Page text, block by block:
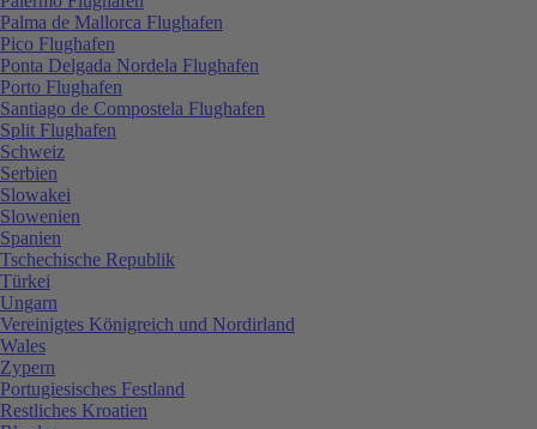
Palma de Mallorca Flughafen
Pico Flughafen
Ponta Delgada Nordela Flughafen
Porto Flughafen
Santiago de Compostela Flughafen
Split Flughafen
Schweiz
Serbien
Slowakei
Slowenien
Spanien
Tschechische Republik
Türkei
Ungarn
Vereinigtes Königreich und Nordirland
Wales
Zypern
Portugiesisches Festland
Restliches Kroatien